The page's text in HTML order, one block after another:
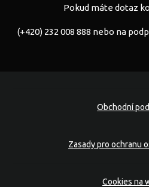
Pokud máte dotaz
(+420) 232 008 888 nebo na
Obchodní
Zasady pro ochranu
Cookies na